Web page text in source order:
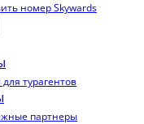
номер Skywards
турагентов
партнеры